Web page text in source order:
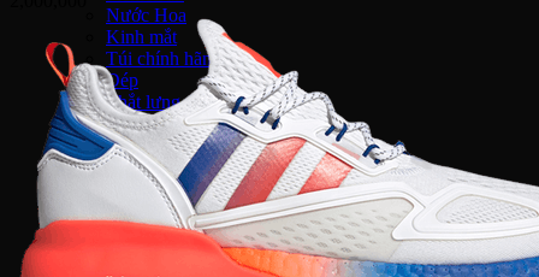
Nước Hoa
Kinh mắt
Túi chính hãng
Dép
Thắt lưng
Vợt Joola
Vợt Sypik
Vợt Adidas
Vợt Proton